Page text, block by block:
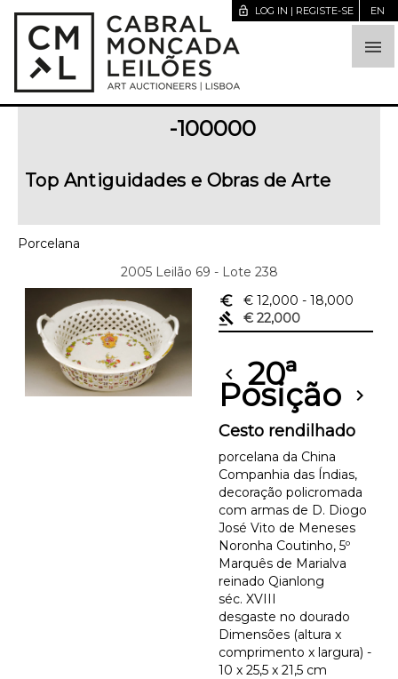

lock_open LOG IN | REGISTE-SE EN
-100000
Top Antiguidades e Obras de Arte
Porcelana
2005 Leilão 69 - Lote 238
euro_symbol
€ 12,000 - 18,000
gavel
€ 22,000
chevron_left 20ª
Posição chevron_right
Cesto rendilhado
porcelana da China
Companhia das Índias,
decoração policromada
com armas de D. Diogo
José Vito de Meneses
Noronha Coutinho, 5º
Marquês de Marialva
reinado Qianlong
séc. XVIII
desgaste no dourado
Dimensões (altura x
comprimento x largura) -
10 x 25,5 x 21,5 cm